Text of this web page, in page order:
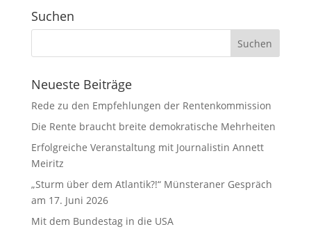
Suchen
Neueste Beiträge
Rede zu den Empfehlungen der Rentenkommission
Die Rente braucht breite demokratische Mehrheiten
Erfolgreiche Veranstaltung mit Journalistin Annett
Meiritz
„Sturm über dem Atlantik?!“ Münsteraner Gespräch
am 17. Juni 2026
Mit dem Bundestag in die USA